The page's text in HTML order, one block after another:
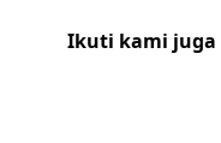
Ikuti kami juga